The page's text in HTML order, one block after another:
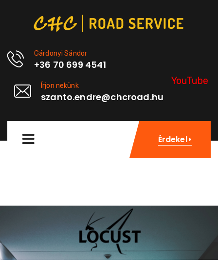
Gárdonyi Sándor
+36 70 699 4541
Írjon nekünk
szanto.endre@chcroad.hu
YouTube
Érdekel